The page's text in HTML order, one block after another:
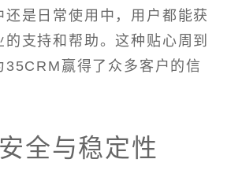
还是日常使用中，用户都能获
支持和帮助。这种贴心周到
35CRM赢得了众多客户的信
全与稳定性